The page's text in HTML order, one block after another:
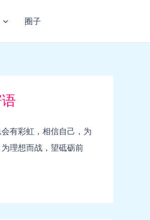
圈子
有彩虹，相信自己，为
理想而战，望砥砺前